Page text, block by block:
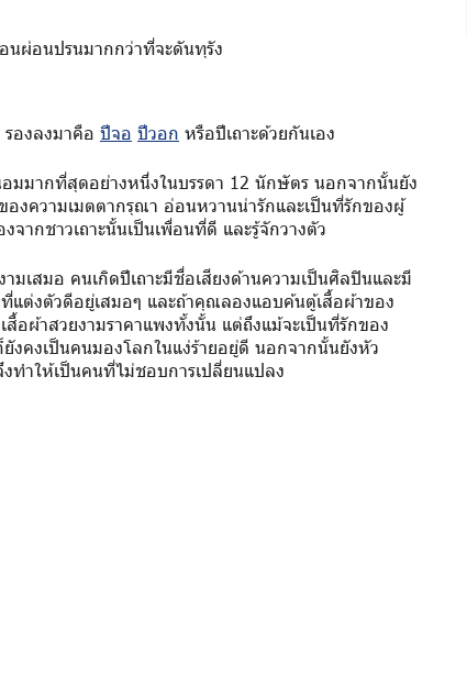
ผ่อนปรนมากกว่าที่จะดันทุรัง
รองลงมาคือ ปีจอ ปีวอก หรือปีเถาะด้วยกันเอง
มมากที่สุดอย่างหนึ่งในบรรดา 12 นักษัตร นอกจากนั้นยัง
งความเมตตากรุณา อ่อนหวานน่ารักและเป็นที่รักของผู้
จากชาวเถาะนั้นเป็นเพื่อนที่ดี และรู้จักวางตัว
มเสมอ คนเกิดปีเถาะมีชื่อเสียงด้านความเป็นศิลปินและมี
ต่งตัวดีอยู่เสมอๆ และถ้าคุณลองแอบค้นตู้เสื้อผ้าของ
อผ้าสวยงามราคาแพงทั้งนั้น แต่ถึงแม้จะเป็นที่รักของ
งคงเป็นคนมองโลกในแง่ร้ายอยู่ดี นอกจากนั้นยังหัว
ทำให้เป็นคนที่ไม่ชอบการเปลี่ยนแปลง